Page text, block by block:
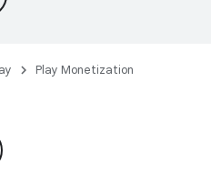
Play Monetization